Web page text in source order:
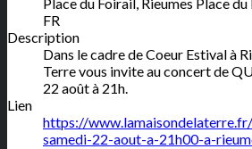
Place du Foirail, Rieumes Place
FR
Description
Dans le cadre de Coeur Estival à
Terre vous invite au concert de
22 août à 21h.
Lien
https://
samedi-22-aout-a-21h00-a-